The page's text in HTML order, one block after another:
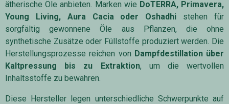
ätherische Öle anbieten. Marken wie DoTERRA, Primavera,
Young Living, Aura Cacia oder Oshadhi stehen für
sorgfältig gewonnene Öle aus Pflanzen, die ohne
synthetische Zusätze oder Füllstoffe produziert werden. Die
Herstellungsprozesse reichen von Dampfdestillation über
Kaltpressung bis zu Extraktion, um die wertvollen
Inhaltsstoffe zu bewahren.
Diese Hersteller legen unterschiedliche Schwerpunkte auf